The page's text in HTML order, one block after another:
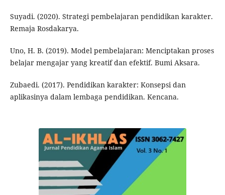
Suyadi. (2020). Strategi pembelajaran pendidikan karakter.
Remaja Rosdakarya.
Uno, H. B. (2019). Model pembelajaran: Menciptakan proses
belajar mengajar yang kreatif dan efektif. Bumi Aksara.
Zubaedi. (2017). Pendidikan karakter: Konsepsi dan
aplikasinya dalam lembaga pendidikan. Kencana.